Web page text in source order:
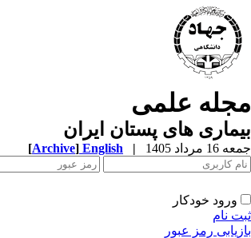
علمی
های پستان ایران
مرداد 1405 |
English
[Archive]
ورود خودکار
نام
رمز عبور